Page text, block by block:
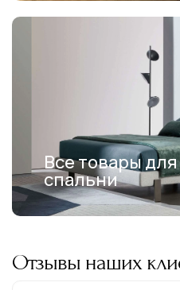
Все товары
спальни
Отзывы наших